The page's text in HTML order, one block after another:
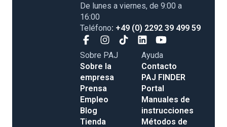
De lunes a viernes, de 9:00 a
16:00
Teléfono: +49 (0) 2292 39 499 59
Sobre PAJ
Sobre la
empresa
Prensa
Empleo
Blog
Tienda
Ayuda
Contacto
PAJ FINDER
Portal
Manuales de
instrucciones
Métodos de